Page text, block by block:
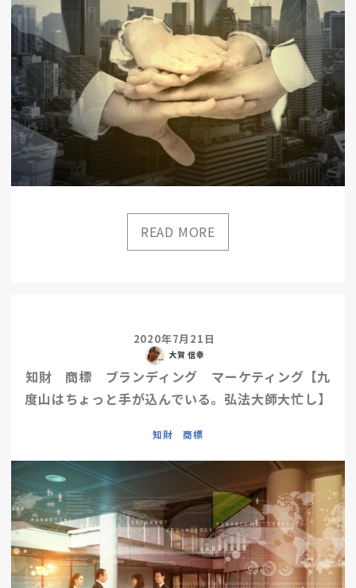
知財 商標 ブランディング マーケティング【九
度山はちょっと手が込んでいる。弘法大師大忙し】
知財 商標
大賀 信幸
2020年7月21日